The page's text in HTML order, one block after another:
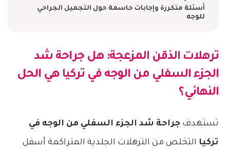
أسئلة متكررة وإجابات حاسمة حول التجميل الجراحي
للوجه
ترهلات الذقن المزعجة: هلجراحة شد
الجزء السفلي من الوجه في تركيا هي الحل
النهائي؟
تستهدفجراحة شد الجزء السفلي من الوجه في
تركيا التخلص من الترهلات الجلدية المتراكمة أسفل